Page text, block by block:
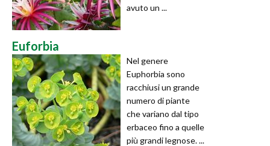
avuto un ...
Euforbia
Nel genere
Euphorbia sono
racchiusi un grande
numero di piante
che variano dal tipo
erbaceo fino a quelle
più grandi legnose. ...